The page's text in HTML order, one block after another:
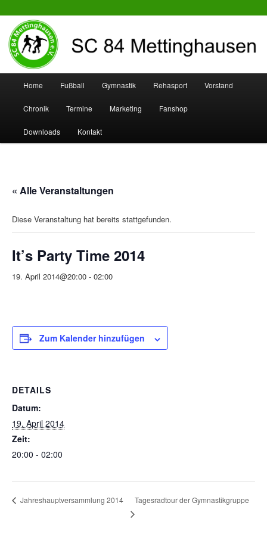
SC 84 Mettinghausen
Zum
Inhalt
wechseln
Zum
sekundären
Inhalt
Home Fußball Gymnastik Rehasport Vorstand
Chronik Termine Marketing Fanshop
Downloads Kontakt
« Alle Veranstaltungen
Diese Veranstaltung hat bereits stattgefunden.
It’s Party Time 2014
19. April 2014@20:00 - 02:00
Zum Kalender hinzufügen
DETAILS
Datum:
19. April 2014
Zeit:
20:00 - 02:00
Jahreshauptversammlung 2014 Tagesradtour der Gymnastikgruppe